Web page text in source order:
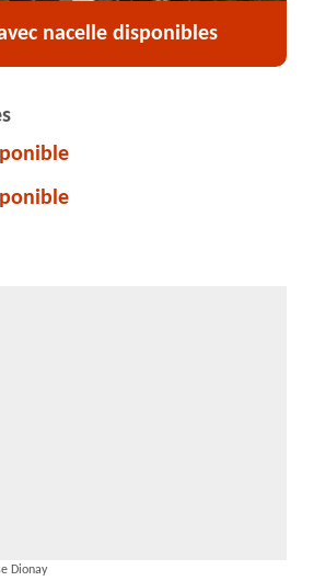
nacelle disponibles
Dionay